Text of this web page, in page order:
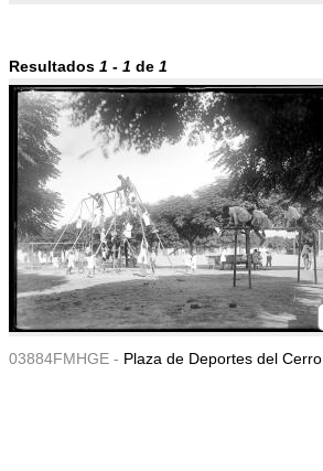
Resultados 1 - 1 de 1
03884FMHGE - Plaza de Deportes del Cerro.